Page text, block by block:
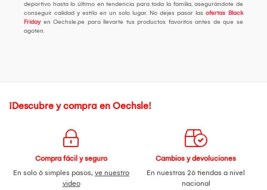
deportivo hasta lo último en tendencia para toda la familia, asegurándote de
conseguir calidad y estilo en un solo lugar. No dejes pasar las ofertas Black
Fridayen Oechsle.pe para llevarte tus productos favoritos antes de que se
agoten.
¡Descubre y compra en Oechsle!
Compra fácil y seguro
En solo 6 simples pasos, ve nuestro
video
Cambios y devoluciones
En nuestras 26 tiendas a nivel
nacional